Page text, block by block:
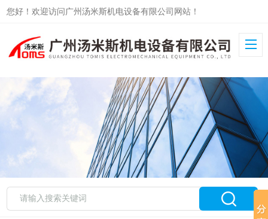
您好！欢迎访问广州汤米斯机电设备有限公司网站！